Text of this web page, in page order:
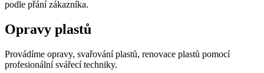
podle přání zákazníka.
Opravy plastů
Provádíme opravy, svařování plastů, renovace plastů pomocí
profesionální svářecí techniky.